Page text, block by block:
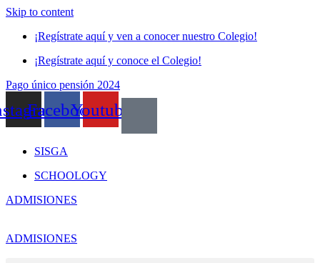
Skip to content
¡Regístrate aquí y ven a conocer nuestro Colegio!
¡Regístrate aquí y conoce el Colegio!
Pago único pensión 2024
FacebookYoutube
SISGA
SCHOOLOGY
ADMISIONES
ADMISIONES